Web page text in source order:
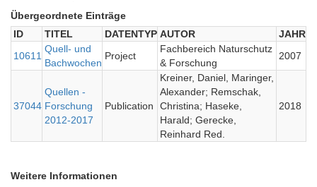
Übergeordnete Einträge
ID
TITEL DATENTYP AUTOR
JAHR
10611
Quell- und
Bachwochen
Project
Fachbereich Naturschutz
& Forschung
2007
37044
Quellen -
Forschung
2012-2017
Publication
Kreiner, Daniel, Maringer,
Alexander; Remschak,
Christina; Haseke,
Harald; Gerecke,
Reinhard Red.
2018
Weitere Informationen